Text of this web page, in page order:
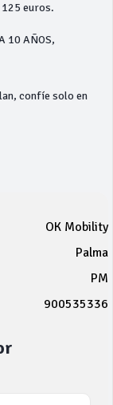
euros.
10 AÑOS,
confíe solo en
OK Mobility
Palma
PM
900535336